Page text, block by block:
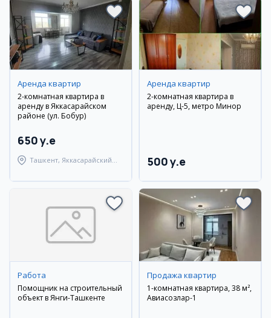
Аренда квартир
2-комнатная квартира в
аренду в Яккасарайском
районе (ул. Бобур)
650 y.e
Ташкент, Яккасарайский
Аренда квартир
2-комнатная квартира в
аренду, Ц-5, метро Минор
500 y.e
Работа
Помощник на строительный
объект в Янги-Ташкенте
Продажа квартир
1-комнатная квартира, 38 м²,
Авиасозлар-1